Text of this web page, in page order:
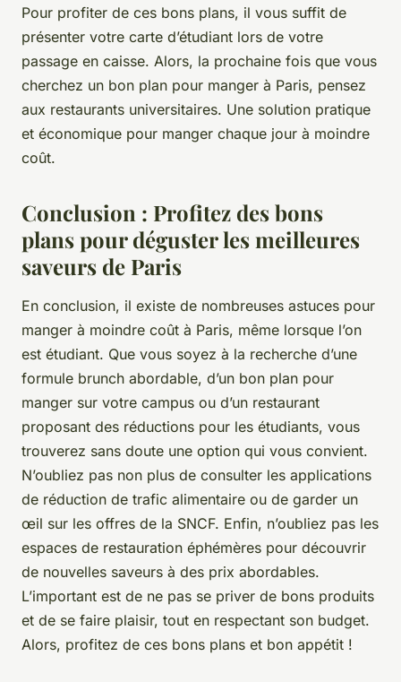
Pour profiter de ces bons plans, il vous suffit de
présenter votre carte d’étudiant lors de votre
passage en caisse. Alors, la prochaine fois que vous
cherchez un bon plan pour manger à Paris, pensez
aux restaurants universitaires. Une solution pratique
et économique pour manger chaque jour à moindre
coût.
Conclusion : Profitez des bons
plans pour déguster les meilleures
saveurs de Paris
En conclusion, il existe de nombreuses astuces pour
manger à moindre coût à Paris, même lorsque l’on
est étudiant. Que vous soyez à la recherche d’une
formule brunch abordable, d’un bon plan pour
manger sur votre campus ou d’un restaurant
proposant des réductions pour les étudiants, vous
trouverez sans doute une option qui vous convient.
N’oubliez pas non plus de consulter les applications
de réduction de trafic alimentaire ou de garder un
œil sur les offres de la SNCF. Enfin, n’oubliez pas les
espaces de restauration éphémères pour découvrir
de nouvelles saveurs à des prix abordables.
L’important est de ne pas se priver de bons produits
et de se faire plaisir, tout en respectant son budget.
Alors, profitez de ces bons plans et bon appétit !